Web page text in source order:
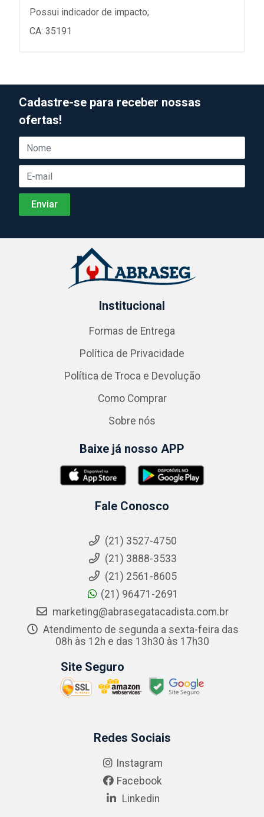
Possui indicador de impacto;
CA: 35191
Cadastre-se para receber nossas
ofertas!
Institucional
Formas de Entrega
Política de Privacidade
Política de Troca e Devolução
Como Comprar
Sobre nós
Baixe já nosso APP
Fale Conosco
(21) 3527-4750
(21) 3888-3533
(21) 2561-8605
(21) 96471-2691
marketing@abrasegatacadista.com.br
Atendimento de segunda a sexta-feira das
08h às 12h e das 13h30 às 17h30
Site Seguro
Redes Sociais
Instagram
Facebook
Linkedin